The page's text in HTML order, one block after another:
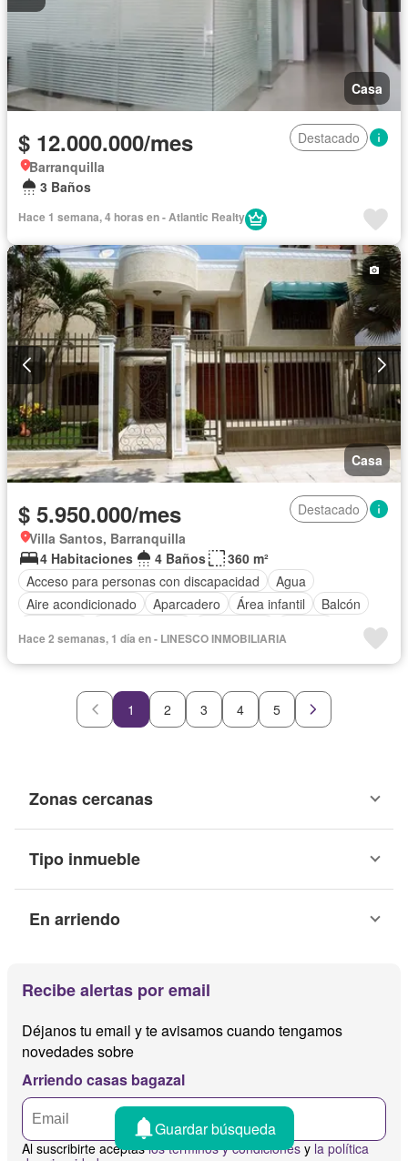
Casa
$ 12.000.000/mes
Destacado
Barranquilla
3 Baños
Hace 1 semana, 4 horas en - Atlantic Realty
Casa
$ 5.950.000/mes
Destacado
Villa Santos, Barranquilla
4 Habitaciones
4 Baños
360 m²
Acceso para personas con discapacidad
Agua
Aire acondicionado
Aparcadero Área infantil
Balcón
Gas natural
Jardín Estudio Vigilante
Vista panorámica
Permite mascotas Permite niños
Hace 2 semanas, 1 día en - LINESCO INMOBILIARIA
1 2 3 4 5
Zonas cercanas
Tipo inmueble
En arriendo
Recibe alertas por email
Déjanos tu email y te avisamos cuando tengamos
novedades sobre
Arriendo casas bagazal
Al suscribirte aceptaslos términos y condiciones y la política
Guardar búsqueda